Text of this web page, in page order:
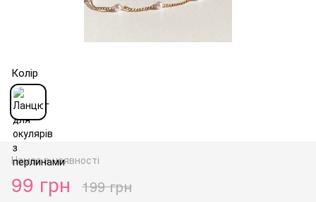
Колір
Немає в наявності
99 грн 199 грн